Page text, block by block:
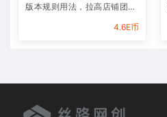
版本规则用法，拉高店铺团购
4.6E币